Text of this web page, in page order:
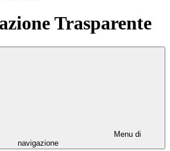
Trasparente
Menu di
navigazione